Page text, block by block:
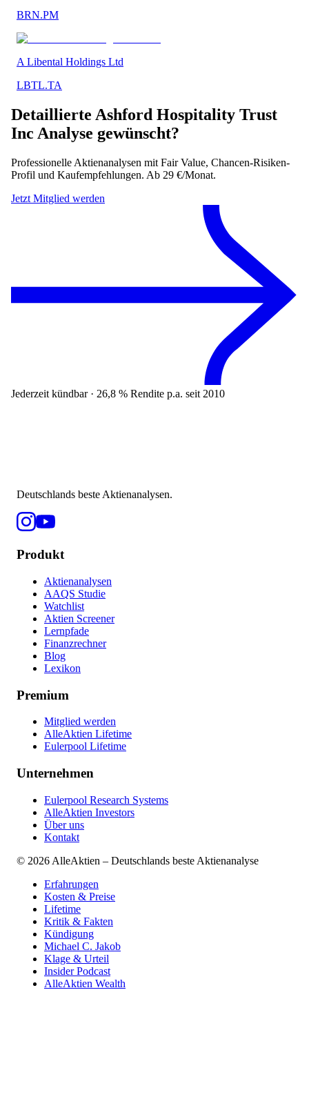
BRN.PM
A Libental Holdings Ltd
LBTL.TA
Detaillierte Ashford Hospitality Trust
Inc Analyse gewünscht?
Professionelle Aktienanalysen mit Fair Value, Chancen-Risiken-
Profil und Kaufempfehlungen. Ab 29 €/Monat.
Jetzt Mitglied werden
Jederzeit kündbar · 26,8 % Rendite p.a. seit 2010
Deutschlands beste Aktienanalysen.
Produkt
Aktienanalysen
AAQS Studie
Watchlist
Aktien Screener
Lernpfade
Finanzrechner
Blog
Lexikon
Premium
Mitglied werden
AlleAktien Lifetime
Eulerpool Lifetime
Unternehmen
Eulerpool Research Systems
AlleAktien Investors
Über uns
Kontakt
© 2026 AlleAktien – Deutschlands beste Aktienanalyse
Erfahrungen
Kosten & Preise
Lifetime
Kritik & Fakten
Kündigung
Michael C. Jakob
Klage & Urteil
Insider Podcast
AlleAktien Wealth